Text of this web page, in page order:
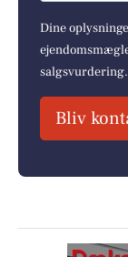
Dine
salgsvurdering.
Bliv